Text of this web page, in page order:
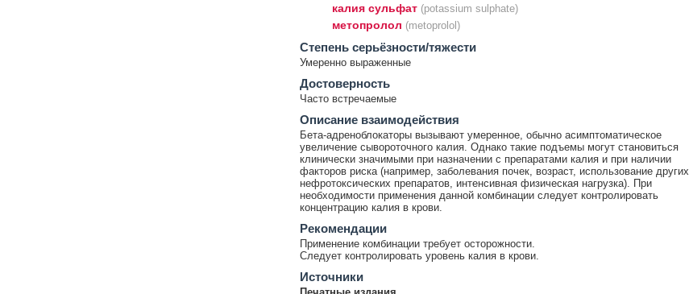
калия сульфат (potassium sulphate)
метопролол (metoprolol)
Cтепень серьёзности/тяжести
Умеренно выраженные
Достоверность
Часто встречаемые
Описание взаимодействия
Бета-адреноблокаторы вызывают умеренное, обычно асимптоматическое
увеличение сывороточного калия. Однако такие подъемы могут становиться
клинически значимыми при назначении с препаратами калия и при наличии
факторов риска (например, заболевания почек, возраст, использование других
нефротоксических препаратов, интенсивная физическая нагрузка). При
необходимости применения данной комбинации следует контролировать
концентрацию калия в крови.
Рекомендации
Применение комбинации требует осторожности.
Следует контролировать уровень калия в крови.
Источники
Печатные издания